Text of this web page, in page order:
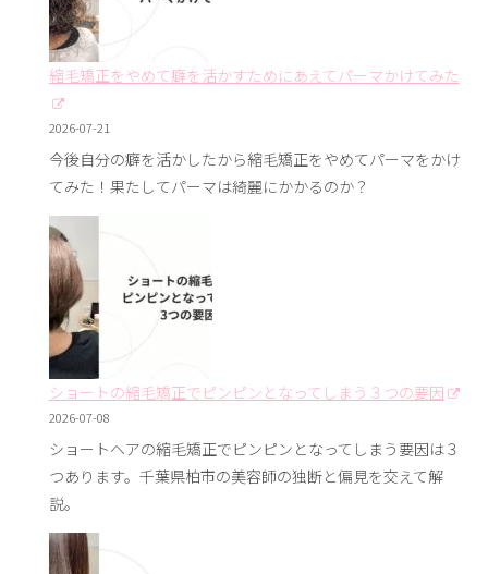
縮毛矯正をやめて癖を活かすためにあえてパーマかけてみた
2026-07-21
今後自分の癖を活かしたから縮毛矯正をやめてパーマをかけ
てみた！果たしてパーマは綺麗にかかるのか？
ショートの縮毛矯正でピンピンとなってしまう３つの要因
2026-07-08
ショートヘアの縮毛矯正でピンピンとなってしまう要因は３
つあります。千葉県柏市の美容師の独断と偏見を交えて解
説。